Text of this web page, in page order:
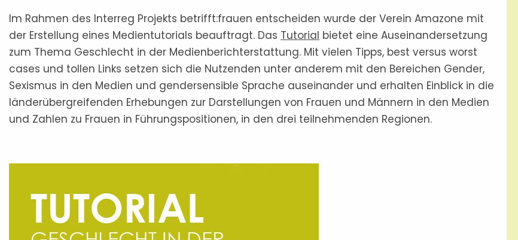
Im Rahmen des Interreg Projekts betrifft:frauen entscheiden wurde der Verein Amazone mit
der Erstellung eines Medientutorials beauftragt. Das Tutorial bietet eine Auseinandersetzung
zum Thema Geschlecht in der Medienberichterstattung. Mit vielen Tipps, best versus worst
cases und tollen Links setzen sich die Nutzenden unter anderem mit den Bereichen Gender,
Sexismus in den Medien und gendersensible Sprache auseinander und erhalten Einblick in die
länderübergreifenden Erhebungen zur Darstellungen von Frauen und Männern in den Medien
und Zahlen zu Frauen in Führungspositionen, in den drei teilnehmenden Regionen.